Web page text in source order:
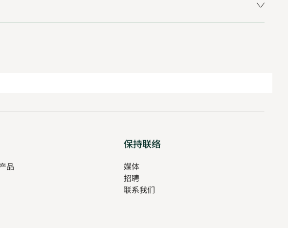
品
保持联络
媒体
招聘
in
联系我们